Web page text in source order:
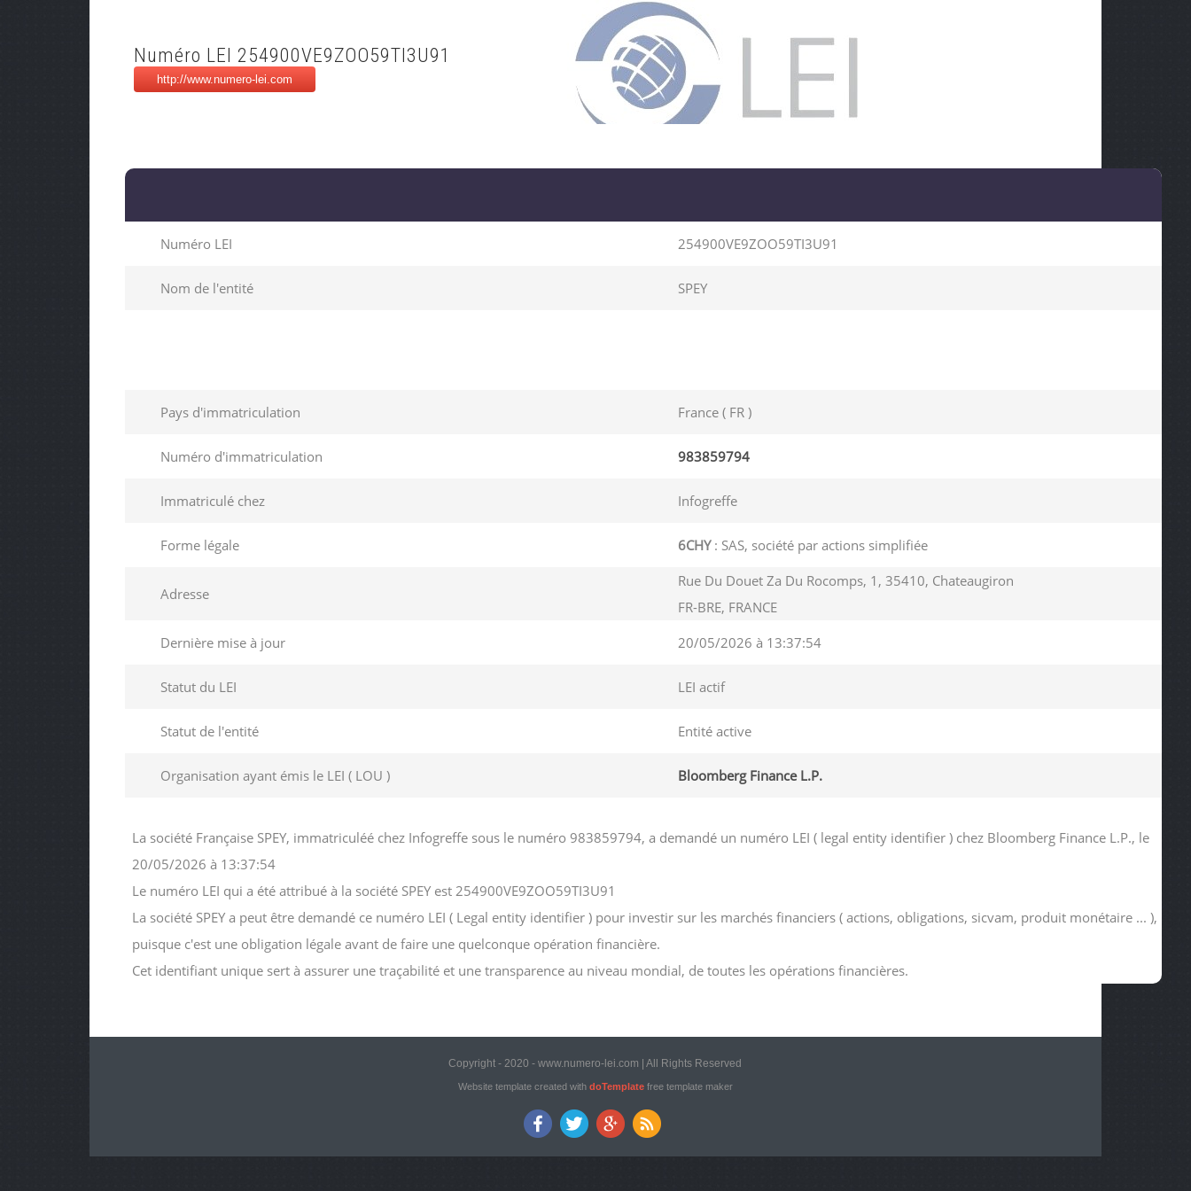
Numéro LEI 254900VE9ZOO59TI3U91
Numéro LEI 254900VE9ZOO59TI3U91
Nom de l'entité SPEY
Pays d'immatriculation France ( FR )
Numéro d'immatriculation 983859794
Immatriculé chez Infogreffe
Forme légale 6CHY: SAS, société par actions simplifiée
Adresse
Rue Du Douet Za Du Rocomps, 1, 35410, Chateaugiron
FR-BRE, FRANCE
Dernière mise à jour
20/05/2026 à 13:37:54
Statut du LEI LEI actif
Statut de l'entité Entité active
Organisation ayant émis le LEI ( LOU ) Bloomberg Finance L.P.
La société Française SPEY, immatriculéé chez Infogreffe sous le numéro 983859794, a demandé un numéro LEI ( legal entity identifier ) chez Bloomberg Finance L.P., le
20/05/2026 à 13:37:54
Le numéro LEI qui a été attribué à la société SPEY est 254900VE9ZOO59TI3U91
La société SPEY a peut être demandé ce numéro LEI ( Legal entity identifier ) pour investir sur les marchés financiers ( actions, obligations, sicvam, produit monétaire ... ),
puisque c'est une obligation légale avant de faire une quelconque opération financière.
Cet identifiant unique sert à assurer une traçabilité et une transparence au niveau mondial, de toutes les opérations financières.
Copyright - 2020 - www.numero-lei.com | All Rights Reserved
Website template created with doTemplatefree template maker